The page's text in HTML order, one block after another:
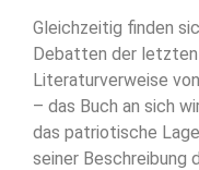
Gleichzeitig finden
Debatten der
Literaturverweise
– das Buch an sich
das patriotische
seiner Beschreibung